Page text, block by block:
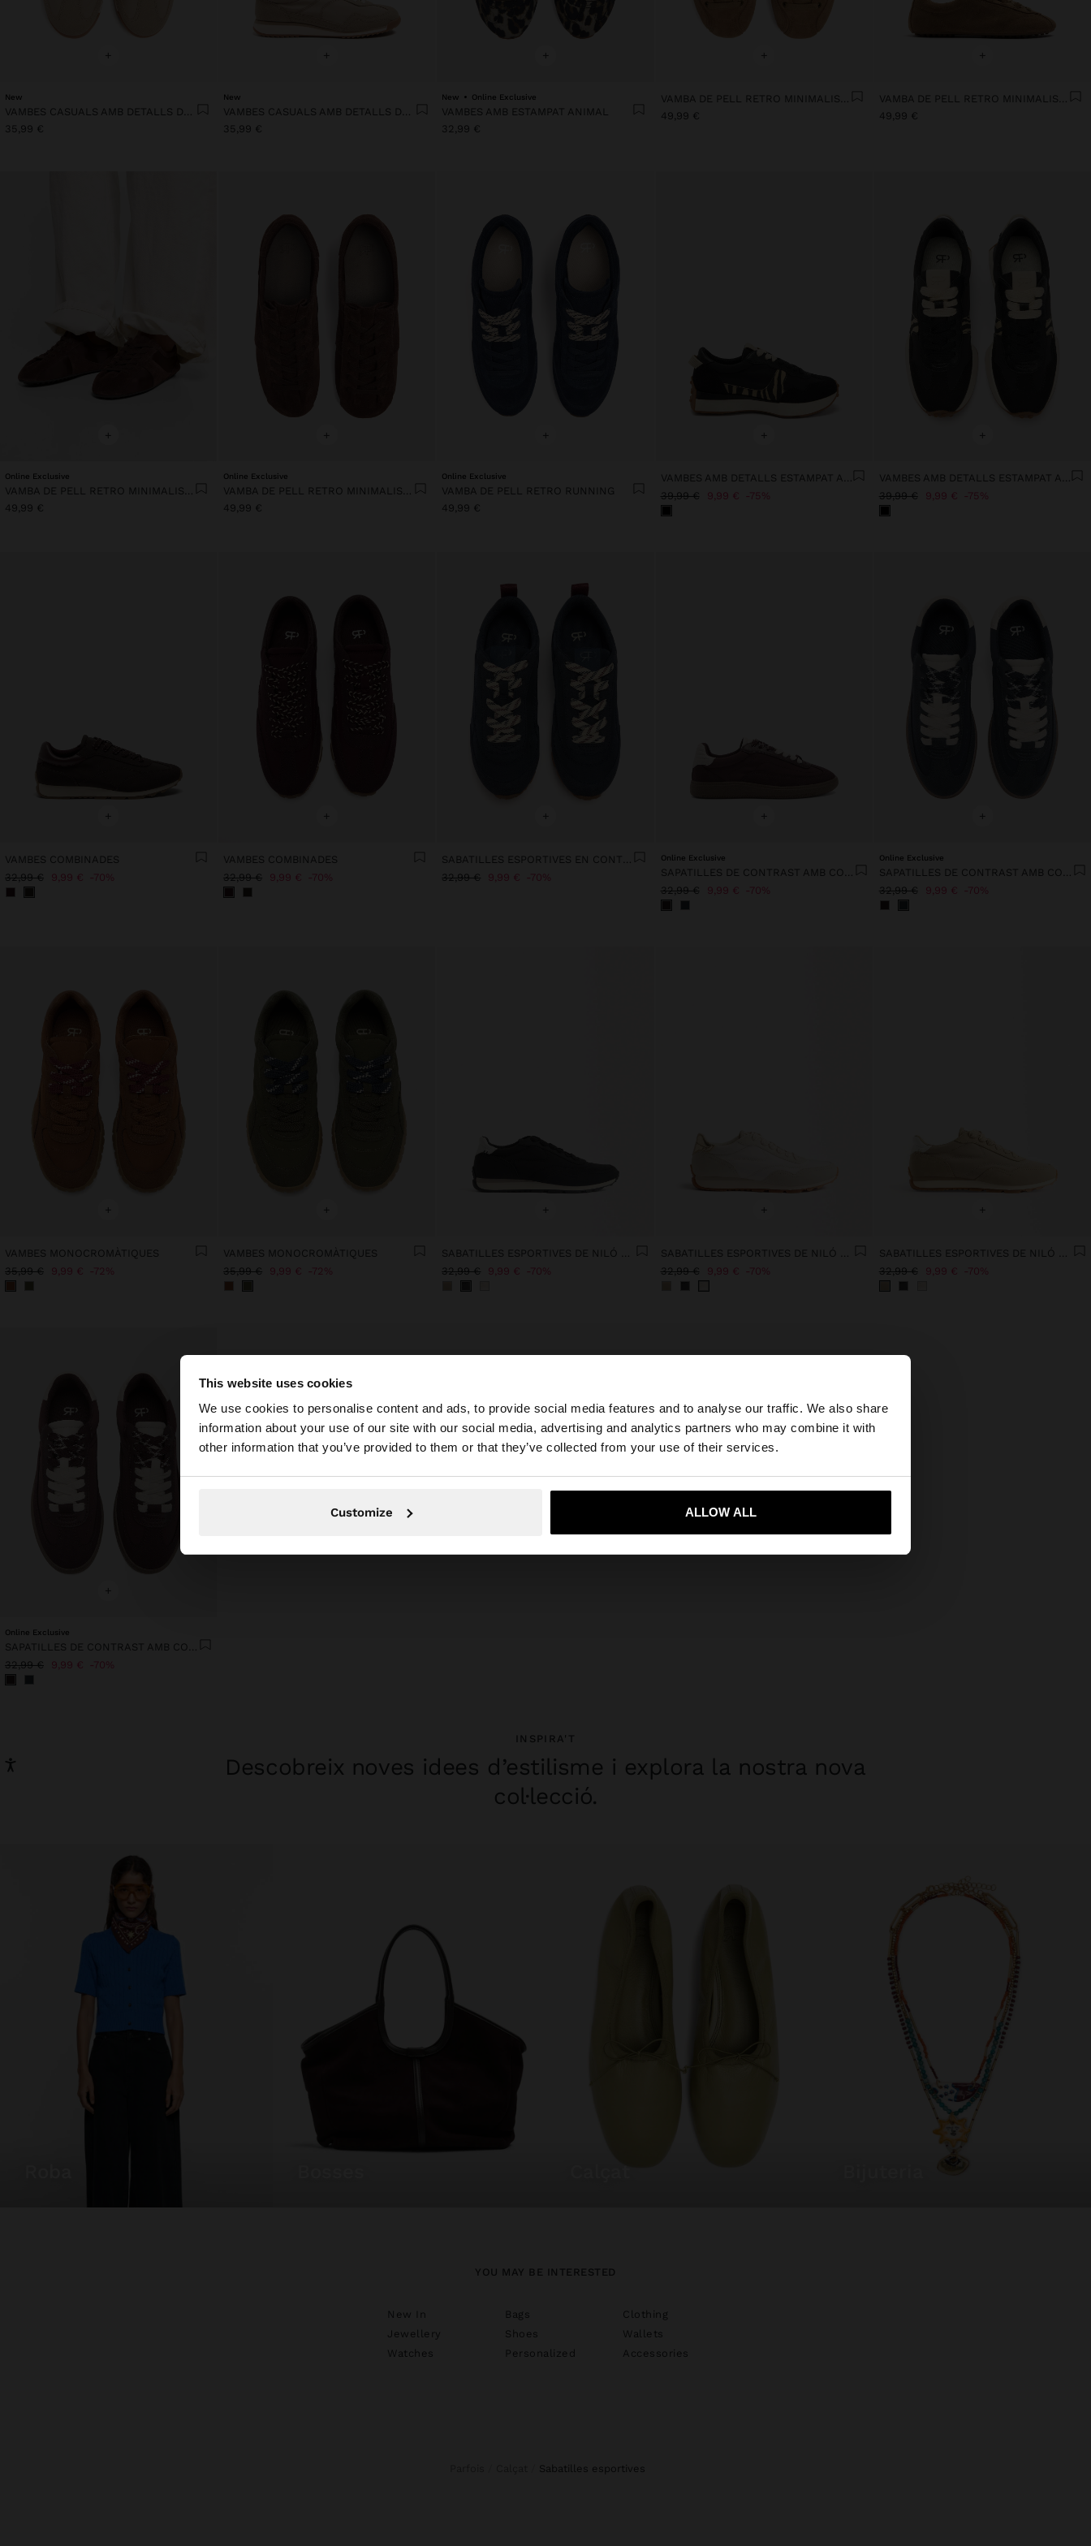
This website uses cookies
We use cookies to personalise content and ads, to provide social media features and to analyse our traffic. We also share
information about your use of our site with our social media, advertising and analytics partners who may combine it with
other information that you’ve provided to them or that they’ve collected from your use of their services.
Customize ALLOW ALL
×
Estàs accedint al lloc des de Spain. Vols anar al nostre lloc web de United States?
Sí, porta'm a United States
+
New
VAMBES CASUALS AMB DETALLS DE PELL
35,99 €
+
New
VAMBES CASUALS AMB DETALLS DE PELL
35,99 €
+
New Online Exclusive
VAMBES AMB ESTAMPAT ANIMAL
32,99 €
+
VAMBA DE PELL RETRO MINIMALISTA
49,99 €
+
VAMBA DE PELL RETRO MINIMALISTA
49,99 €
+
Online Exclusive
VAMBA DE PELL RETRO MINIMALISTA
49,99 €
+
Online Exclusive
VAMBA DE PELL RETRO MINIMALISTA
49,99 €
+
Online Exclusive
VAMBA DE PELL RETRO RUNNING
49,99 €
+
VAMBES AMB DETALLS ESTAMPAT ANIMAL
39,99 € 9,99 € 75%
+
VAMBES AMB DETALLS ESTAMPAT ANIMAL
39,99 € 9,99 € 75%
+
VAMBES COMBINADES
32,99 € 9,99 € 70%
+
VAMBES COMBINADES
32,99 € 9,99 € 70%
+
32,99 € 9,99 € 70%
+
Online Exclusive
32,99 € 9,99 € 70%
+
Online Exclusive
32,99 € 9,99 € 70%
+
VAMBES MONOCROMÀTIQUES
35,99 € 9,99 € 72%
+
VAMBES MONOCROMÀTIQUES
35,99 € 9,99 € 72%
+
32,99 € 9,99 € 70%
+
32,99 € 9,99 € 70%
+
32,99 € 9,99 € 70%
+
Online Exclusive
SAPATILLES DE CONTRAST AMB CORDONS DOBLES
32,99 € 9,99 € 70%
INSPIRA'T
Descobreix noves idees d’estilisme i explora la nostra nova
col·lecció.
YOU MAY BE INTERESTED
New In Bags
Clothing
Jewellery
Shoes
Wallets
Watches
Personalized Accessories
sabatilles esportives